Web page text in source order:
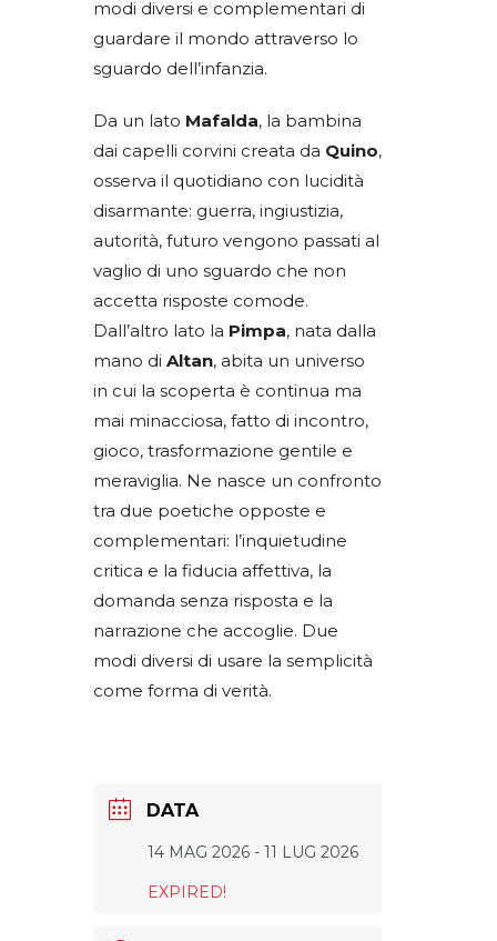
modi diversi e complementari di
guardare il mondo attraverso lo
sguardo dell’infanzia.
Da un lato Mafalda, la bambina
dai capelli corvini creata da Quino,
osserva il quotidiano con lucidità
disarmante: guerra, ingiustizia,
autorità, futuro vengono passati al
vaglio di uno sguardo che non
accetta risposte comode.
Dall’altro lato la Pimpa, nata dalla
mano di Altan, abita un universo
in cui la scoperta è continua ma
mai minacciosa, fatto di incontro,
gioco, trasformazione gentile e
meraviglia. Ne nasce un confronto
tra due poetiche opposte e
complementari: l’inquietudine
critica e la fiducia affettiva, la
domanda senza risposta e la
narrazione che accoglie. Due
modi diversi di usare la semplicità
come forma di verità.
DATA
14 MAG 2026 - 11 LUG 2026
EXPIRED!